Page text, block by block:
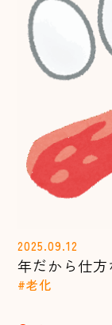
2025.09.12
年だから仕方
#老化